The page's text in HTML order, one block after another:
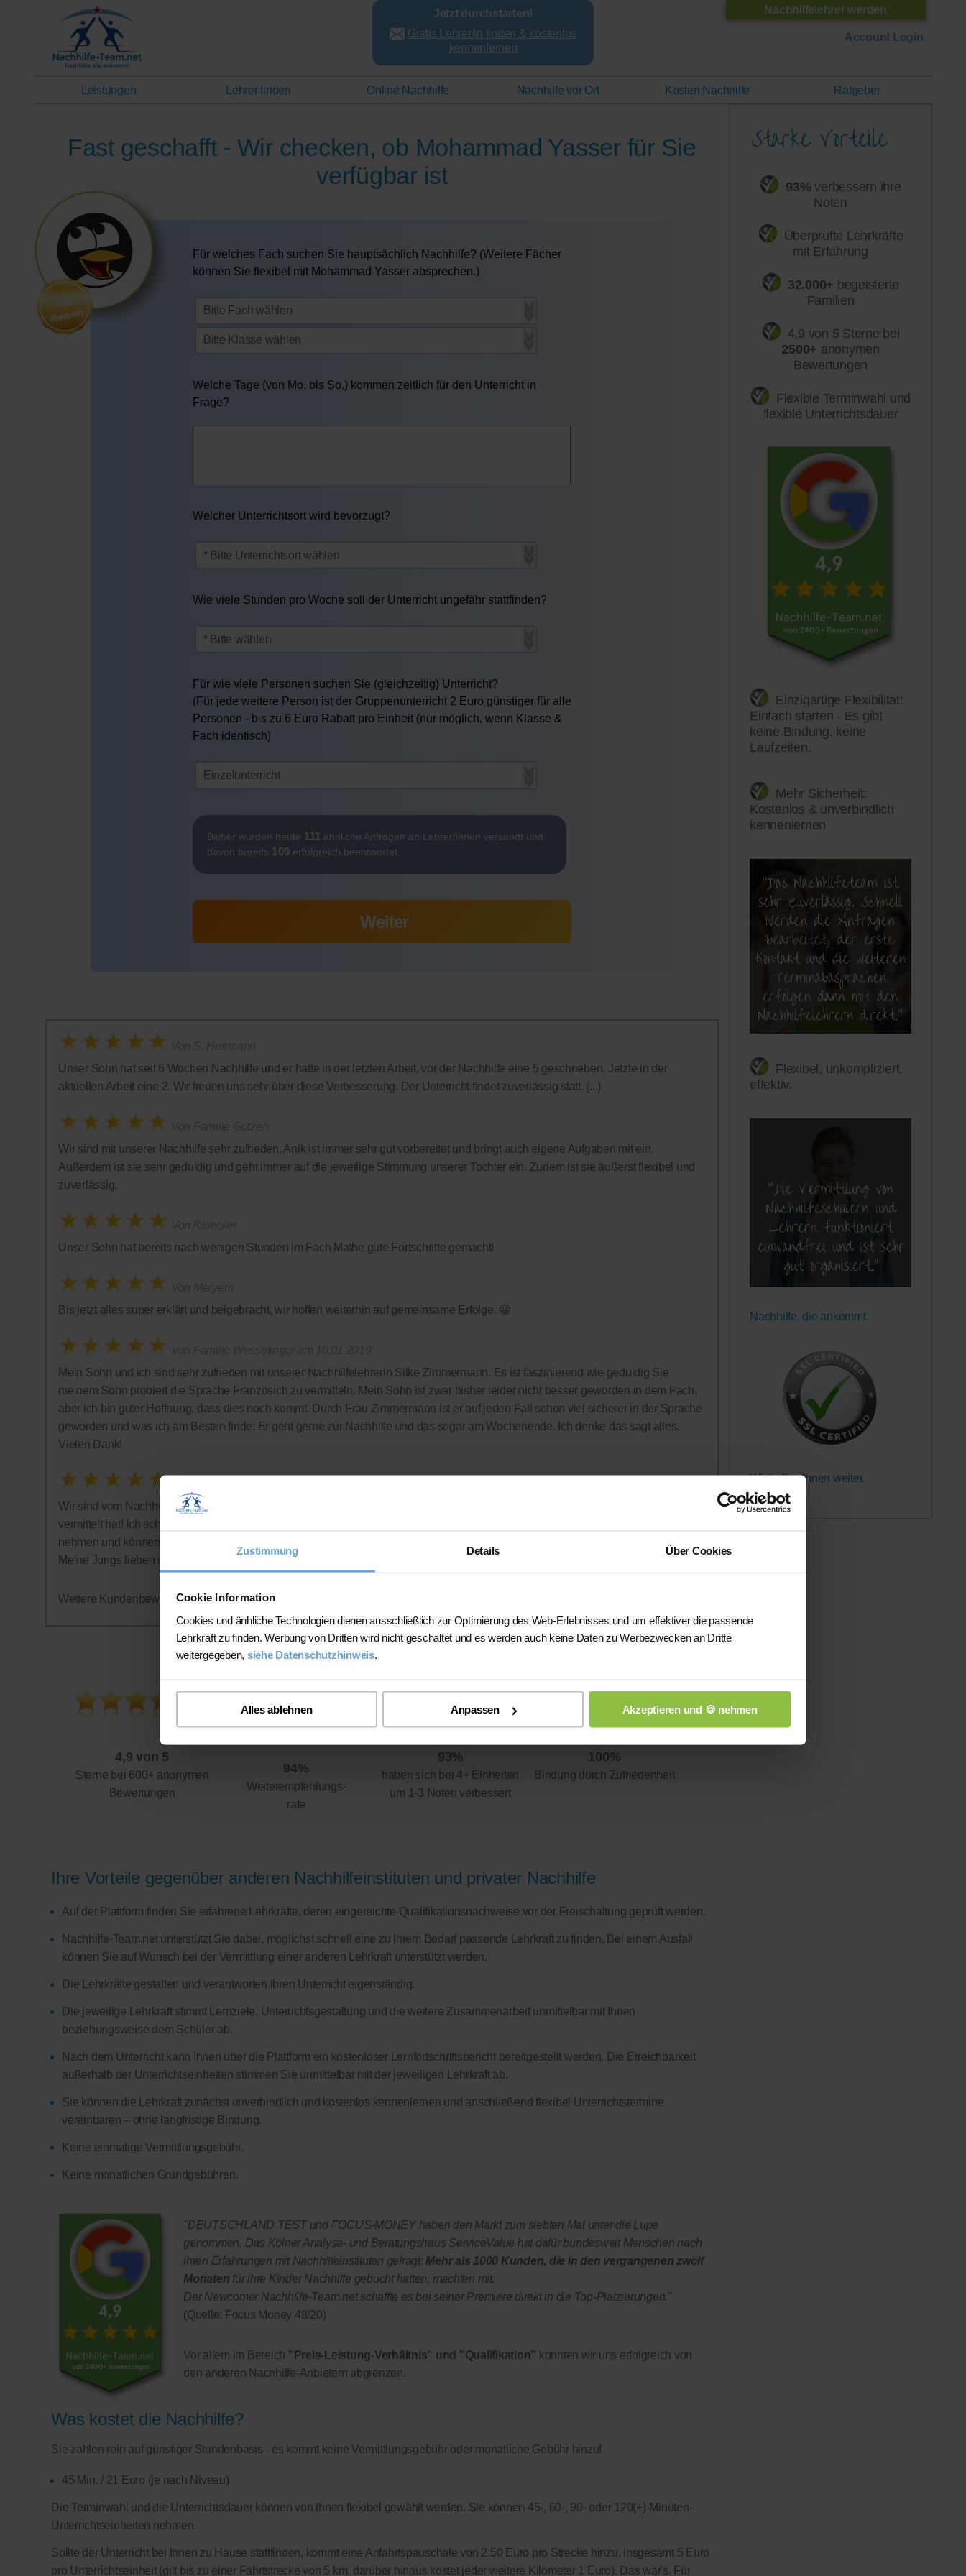
Zustimmung Details Über Cookies
Cookie Information
Cookies und änhliche Technologien dienen ausschließlich zur Optimierung des Web-Erlebnisses und um effektiver die passende
Lehrkraft zu finden. Werbung von Dritten wird nicht geschaltet und es werden auch keine Daten zu Werbezwecken an Dritte
weitergegeben, siehe Datenschutzhinweis.
Alles ablehnen Anpassen Akzeptieren und 🍪 nehmen
Nachhilfelehrer werden
Account Login
Jetzt durchstarten!
Gratis Lehrer/in finden & kostenlos
kennenlernen
Leistungen Lehrer finden Online Nachhilfe Nachhilfe vor Ort Kosten Nachhilfe Ratgeber
93% verbessern ihre
Noten
Überprüfte Lehrkräfte
mit Erfahrung
32.000+ begeisterte
Familien
4,9 von 5 Sterne bei
2500+ anonymen
Bewertungen
Flexible Terminwahl und
flexible Unterrichtsdauer
Einzigartige Flexibilität:
Einfach starten - Es gibt
keine Bindung, keine
Laufzeiten.
Mehr Sicherheit:
Kostenlos & unverbindlich
kennenlernen
Flexibel, unkompliziert,
effektiv.
Nachhilfe, die ankommt.
Wir helfen Ihnen weiter.
Garantiert.
Wird
überprüft
Fast geschafft - Wir checken, ob Mohammad Yasser für Sie
verfügbar ist
Für welches Fach suchen Sie hauptsächlich Nachhilfe? (Weitere Fächer
können Sie flexibel mit Mohammad Yasser absprechen.)
Welche Tage (von Mo. bis So.) kommen zeitlich für den Unterricht in
Frage?
Welcher Unterrichtsort wird bevorzugt?
Wie viele Stunden pro Woche soll der Unterricht ungefähr stattfinden?
Für wie viele Personen suchen Sie (gleichzeitig) Unterricht?
(Für jede weitere Person ist der Gruppenunterricht 2 Euro günstiger für alle
Personen - bis zu 6 Euro Rabatt pro Einheit (nur möglich, wenn Klasse &
Fach identisch)
Bisher wurden heute 111 ähnliche Anfragen an Lehrer/innen versandt und
davon bereits 100 erfolgreich beantwortet.
Unser Sohn hat seit 6 Wochen Nachhilfe und er hatte in der letzten Arbeit, vor der Nachhilfe eine 5 geschrieben. Jetzte in der
aktuellen Arbeit eine 2. Wir freuen uns sehr über diese Verbesserung. Der Unterricht findet zuverlässig statt. (...)
Wir sind mit unserer Nachhilfe sehr zufrieden. Anik ist immer sehr gut vorbereitet und bringt auch eigene Aufgaben mit ein.
Außerdem ist sie sehr geduldig und geht immer auf die jeweilige Stimmung unserer Tochter ein. Zudem ist sie äußerst flexibel und
zuverlässig.
Unser Sohn hat bereits nach wenigen Stunden im Fach Mathe gute Fortschritte gemacht!
Bis jetzt alles super erklärt und beigebracht, wir hoffen weiterhin auf gemeinsame Erfolge. 😀
Mein Sohn und ich sind sehr zufrieden mit unserer Nachhilfelehrerin Silke Zimmermann. Es ist faszinierend wie geduldig Sie
meinem Sohn probiert die Sprache Französich zu vermitteln. Mein Sohn ist zwar bisher leider nicht besser geworden in dem Fach,
aber ich bin guter Hoffnung, dass dies noch kommt. Durch Frau Zimmermann ist er auf jeden Fall schon viel sicherer in der Sprache
geworden und was ich am Besten finde: Er geht gerne zur Nachhilfe und das sogar am Wochenende. Ich denke das sagt alles.
Vielen Dank!
Wir sind vom Nachhilfe-Team restlos begeistert: Tolle Organisation, die uns zu fairen Preisen wirklich tolle Nachhilfelehrerinnen
vermittelt hat! Ich schätze auch sehr, dass auf ein Abo komplett verzichtet wird - wir zahlen nur die Leistung, die wir auch in Anspruch
nehmen und können jederzeit aufhören - was wir allerdings auch bei deutlich besseren Noten so schnell nicht machen werden!
Meine Jungs lieben die Nachhilfestunden - wer hätte das gedacht!?
Weitere Kundenbewertungen finden Sie auf der offiziellen Bewertungsplattform
4,9 von 5
Sterne bei 600+ anonymen
Bewertungen
94%
Weiterempfehlungs-
rate
93%
haben sich bei 4+ Einheiten
um 1-3 Noten verbessert
100%
Bindung durch Zufriedenheit
Ihre Vorteile gegenüber anderen Nachhilfeinstituten und privater Nachhilfe
Auf der Plattform finden Sie erfahrene Lehrkräfte, deren eingereichte Qualifikationsnachweise vor der Freischaltung geprüft werden.
Nachhilfe-Team.net unterstützt Sie dabei, möglichst schnell eine zu Ihrem Bedarf passende Lehrkraft zu finden. Bei einem Ausfall
können Sie auf Wunsch bei der Vermittlung einer anderen Lehrkraft unterstützt werden.
Die Lehrkräfte gestalten und verantworten ihren Unterricht eigenständig.
Die jeweilige Lehrkraft stimmt Lernziele, Unterrichtsgestaltung und die weitere Zusammenarbeit unmittelbar mit Ihnen
beziehungsweise dem Schüler ab.
Nach dem Unterricht kann Ihnen über die Plattform ein kostenloser Lernfortschrittsbericht bereitgestellt werden. Die Erreichbarkeit
außerhalb der Unterrichtseinheiten stimmen Sie unmittelbar mit der jeweiligen Lehrkraft ab.
Sie können die Lehrkraft zunächst unverbindlich und kostenlos kennenlernen und anschließend flexibel Unterrichtstermine
vereinbaren – ohne langfristige Bindung.
Keine einmalige Vermittlungsgebühr.
Keine monatlichen Grundgebühren.
"DEUTSCHLAND TEST und FOCUS-MONEY haben den Markt zum siebten Mal unter die Lupe
genommen. Das Kölner Analyse- und Beratungshaus ServiceValue hat dafür bundesweit Menschen nach
ihren Erfahrungen mit Nachhilfeinstituten gefragt: Mehr als 1000 Kunden, die in den vergangenen zwölf
Monaten für ihre Kinder Nachhilfe gebucht hatten, machten mit.
Der Newcomer Nachhilfe-Team.net schaffte es bei seiner Premiere direkt in die Top-Platzierungen."
(Quelle: Focus Money 48/20)
Vor allem im Bereich "Preis-Leistung-Verhältnis" und "Qualifikation" konnten wir uns erfolgreich von
den anderen Nachhilfe-Anbietern abgrenzen.
Was kostet die Nachhilfe?
Sie zahlen rein auf günstiger Stundenbasis - es kommt keine Vermittlungsgebühr oder monatliche Gebühr hinzu!
45 Min. / 21 Euro (je nach Niveau)
Die Terminwahl und die Unterrichtsdauer können von Ihnen flexibel gewählt werden. Sie können 45-, 60-, 90- oder 120(+)-Minuten-
Unterrichtseinheiten nehmen.
Sollte der Unterricht bei Ihnen zu Hause stattfinden, kommt eine Anfahrtspauschale von 2,50 Euro pro Strecke hinzu, insgesamt 5 Euro
pro Unterrichtseinheit (gilt bis zu einer Fahrtstrecke von 5 km, darüber hinaus kostet jeder weitere Kilometer 1 Euro). Das war's. Für